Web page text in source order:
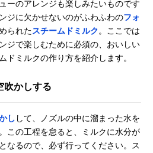
ーのアレンジも楽しみたいものです
ジに欠かせないのがふわふわのフォ
られたスチームドミルク 。ここでは
ジで楽しむために必須の、おいしい
ドミルクの作り方を紹介します。
吹かしする
し して、ノズルの中に溜まった水を
この工程を怠ると、ミルクに水分が
なるので、必ず行ってください。ス